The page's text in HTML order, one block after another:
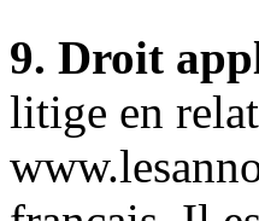
9. Droit
litige en